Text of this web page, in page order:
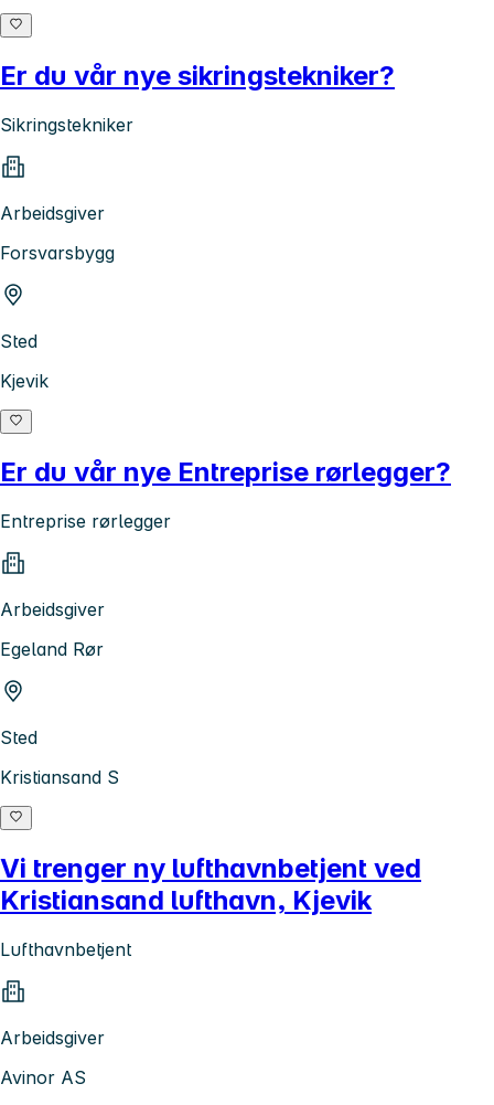
Er du vår nye sikringstekniker?
Sikringstekniker
Arbeidsgiver
Forsvarsbygg
Sted
Kjevik
Er du vår nye Entreprise rørlegger?
Entreprise rørlegger
Arbeidsgiver
Egeland Rør
Sted
Kristiansand S
Vi trenger ny lufthavnbetjent ved
Kristiansand lufthavn, Kjevik
Lufthavnbetjent
Arbeidsgiver
Avinor AS